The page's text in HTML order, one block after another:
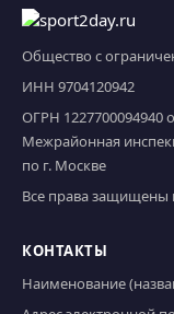
Общество с
ИНН 9704120942
ОГРН 1227700094940
Межрайонная
по г. Москве
Все права защищены
КОНТАКТЫ
Наименование